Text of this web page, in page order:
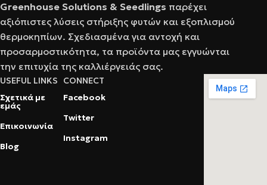
Greenhouse Solutions & Seedlings παρέχει
αξιόπιστες λύσεις στήριξης φυτών και εξοπλισμού
θερμοκηπίων. Σχεδιασμένα για αντοχή και
προσαρμοστικότητα, τα προϊόντα μας εγγυώνται
την επιτυχία της καλλιέργειάς σας.
USEFUL LINKS
Σχετικά με
εμάς
Επικοινωνία
Blog
CONNECT
Facebook
Twitter
Instagram